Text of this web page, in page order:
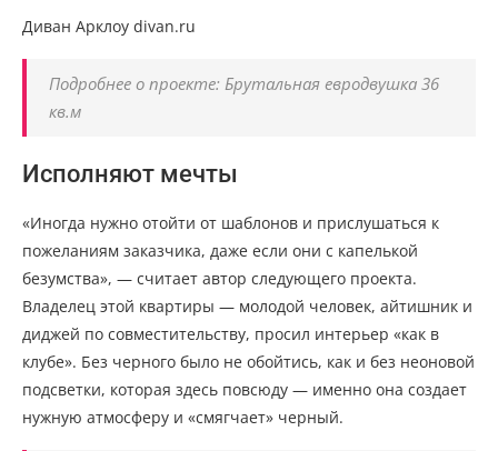
Диван Арклоу divan.ru
Подробнее о проекте: Брутальная евродвушка 36
кв.м
Исполняют мечты
«Иногда нужно отойти от шаблонов и прислушаться к
пожеланиям заказчика, даже если они с капелькой
безумства», — считает автор следующего проекта.
Владелец этой квартиры — молодой человек, айтишник и
диджей по совместительству, просил интерьер «как в
клубе». Без черного было не обойтись, как и без неоновой
подсветки, которая здесь повсюду — именно она создает
нужную атмосферу и «смягчает» черный.